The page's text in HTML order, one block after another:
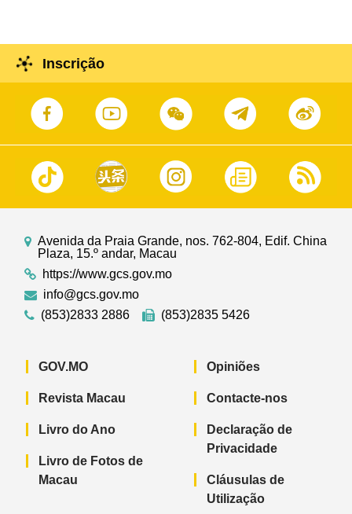
Inscrição
Avenida da Praia Grande, nos. 762-804, Edif. China
Plaza, 15.º andar, Macau
https://www.gcs.gov.mo
info@gcs.gov.mo
(853)2833 2886
(853)2835 5426
GOV.MO
Revista Macau
Livro do Ano
Livro de Fotos de
Macau
Opiniões
Contacte-nos
Declaração de
Privacidade
Cláusulas de
Utilização